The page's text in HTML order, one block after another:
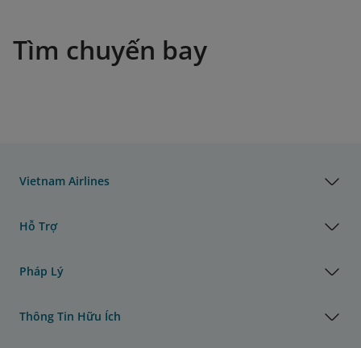
Tìm chuyến bay
Vietnam Airlines
Hỗ Trợ
Pháp Lý
Thông Tin Hữu Ích